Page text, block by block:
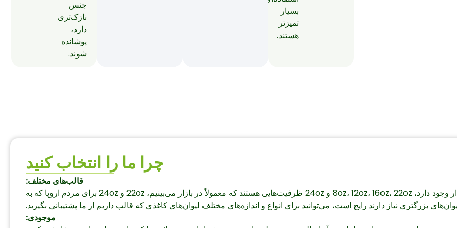
بسیار
تمیزتر
هستند.
جنس
نازک‌تری
دارد،
پوشانده
شوند.
چرا ما را انتخاب کنید
قالب‌های مختلف:
اندازه‌های بیشتری برای لیوان‌های نوشیدنی سرد درب‌دار وجود دارد، 8oz، 12oz، 16oz، 22oz و 24oz ظرفیت‌هایی هستند که معمولاً در بازار می‌بینیم، 22oz و 24oz برای مردم اروپا که به
بزرگتری نیاز دارند رایج است، می‌توانید برای انواع و اندازه‌های مختلف لیوان‌های کاغذی که قالب داریم از ما پشتیبانی بگیرید.
موجودی: